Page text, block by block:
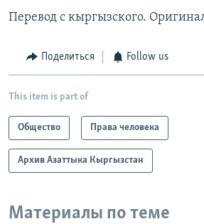
Перевод с кыргызского.
Поделиться Follow us
This item is part of
Общество Права человека
Архив Азаттыка Кыргызстан
Материалы по теме